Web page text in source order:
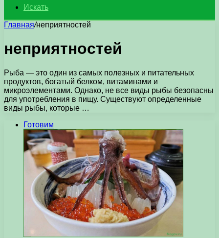
Искать
Главная/неприятностей
неприятностей
Рыба — это один из самых полезных и питательных
продуктов, богатый белком, витаминами и
микроэлементами. Однако, не все виды рыбы безопасны
для употребления в пищу. Существуют определенные
виды рыбы, которые …
Готовим